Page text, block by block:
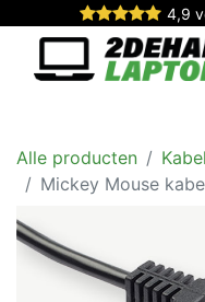
4,9
Alle producten
Mickey Mouse